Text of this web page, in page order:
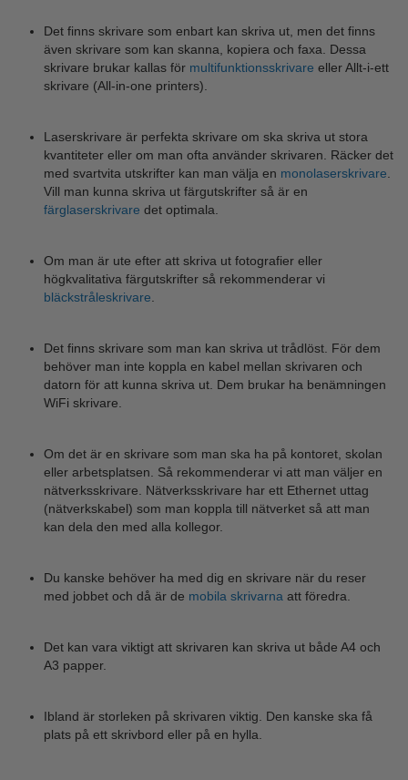
Det finns skrivare som enbart kan skriva ut, men det finns
även skrivare som kan skanna, kopiera och faxa. Dessa
skrivare brukar kallas för multifunktionsskrivare eller Allt-i-ett
skrivare (All-in-one printers).
Laserskrivare är perfekta skrivare om ska skriva ut stora
kvantiteter eller om man ofta använder skrivaren. Räcker det
med svartvita utskrifter kan man välja en monolaserskrivare
Vill man kunna skriva ut färgutskrifter så är en
färglaserskrivare det optimala.
Om man är ute efter att skriva ut fotografier eller
högkvalitativa färgutskrifter så rekommenderar vi
bläckstråleskrivare
Det finns skrivare som man kan skriva ut trådlöst. För dem
behöver man inte koppla en kabel mellan skrivaren och
datorn för att kunna skriva ut. Dem brukar ha benämningen
WiFi skrivare.
Om det är en skrivare som man ska ha på kontoret, skolan
eller arbetsplatsen. Så rekommenderar vi att man väljer en
nätverksskrivare. Nätverksskrivare har ett Ethernet uttag
(nätverkskabel) som man koppla till nätverket så att man
kan dela den med alla kollegor.
Du kanske behöver ha med dig en skrivare när du reser
med jobbet och då är de mobila skrivarna att föredra.
Det kan vara viktigt att skrivaren kan skriva ut både A4 och
A3 papper.
Ibland är storleken på skrivaren viktig. Den kanske ska få
plats på ett skrivbord eller på en hylla.